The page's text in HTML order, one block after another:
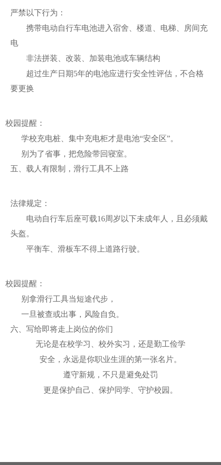
严禁以下行为：
携带电动自行车电池进入宿舍、楼道、电梯、房间充
电
非法拼装、改装、加装电池或车辆结构
超过生产日期5年的电池应进行安全性评估，不合格
要更换
校园提醒：
学校充电桩、集中充电柜才是电池“安全区”。
别为了省事，把危险带回寝室。
五、载人有限制，滑行工具不上路
法律规定：
电动自行车后座可载16周岁以下未成年人，且必须戴
头盔。
平衡车、滑板车不得上道路行驶。
校园提醒：
别拿滑行工具当短途代步，
一旦被查或出事，风险自负。
六、写给即将走上岗位的你们
无论是在校学习、校外实习，还是勤工俭学
安全，永远是你职业生涯的第一张名片。
遵守新规，不只是避免处罚
更是保护自己、保护同学、守护校园。